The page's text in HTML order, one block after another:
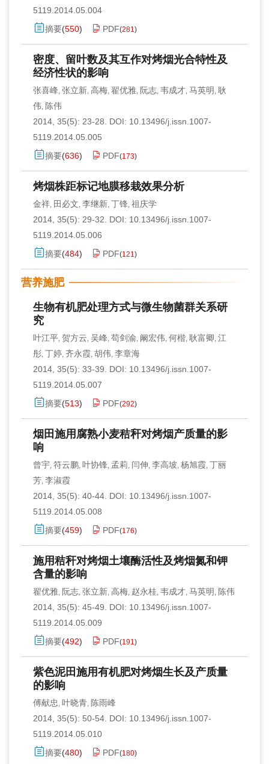
5119.2014.05.004
摘要(550) PDF(281)
密度、留叶数及其互作对烤烟光合特性及
经济性状的影响
张喜峰, 张立新, 高梅, 翟优雅, 阮志, 韦成才, 马英明 , 耿
伟, 陈伟
2014, 35(5): 23-28.
DOI: 10.13496/j.issn.1007-
5119.2014.05.005
摘要(636) PDF(173)
烤烟株距标记地膜移栽效果分析
金祥, 田必文, 李继新, 丁锋, 祖庆学
2014, 35(5): 29-32.
DOI: 10.13496/j.issn.1007-
5119.2014.05.006
摘要(484) PDF(121)
营养施肥
生物有机肥处理方式与微生物菌群关系研
究
叶江平, 贺方云, 吴峰, 苟剑渝, 阚宏伟, 何楷, 耿富卿, 江
彤, 丁婷, 齐永霞, 胡伟, 李章海
2014, 35(5): 33-39.
DOI: 10.13496/j.issn.1007-
5119.2014.05.007
摘要(513) PDF(292)
烟田施用腐熟小麦秸秆对烤烟产质量的影
响
曾宇, 符云鹏, 叶协锋, 孟莉, 闫伸, 李高坡, 杨旭霞, 丁丽
芳, 李淑霞
2014, 35(5): 40-44. DOI: 10.13496/j.issn.1007-
5119.2014.05.008
摘要(459) PDF(176)
施用秸秆对烤烟土壤酶活性及烤烟氮和钾
含量的影响
翟优雅, 阮志, 张立新, 高梅, 赵永桂, 韦成才, 马英明 , 陈伟
2014, 35(5): 45-49.
DOI: 10.13496/j.issn.1007-
5119.2014.05.009
摘要(492) PDF(191)
紫色泥田施用有机肥对烤烟生长及产质量
的影响
傅献忠 , 叶晓青, 陈雨峰
2014, 35(5): 50-54. DOI: 10.13496/j.issn.1007-
5119.2014.05.010
摘要(480) PDF(180)